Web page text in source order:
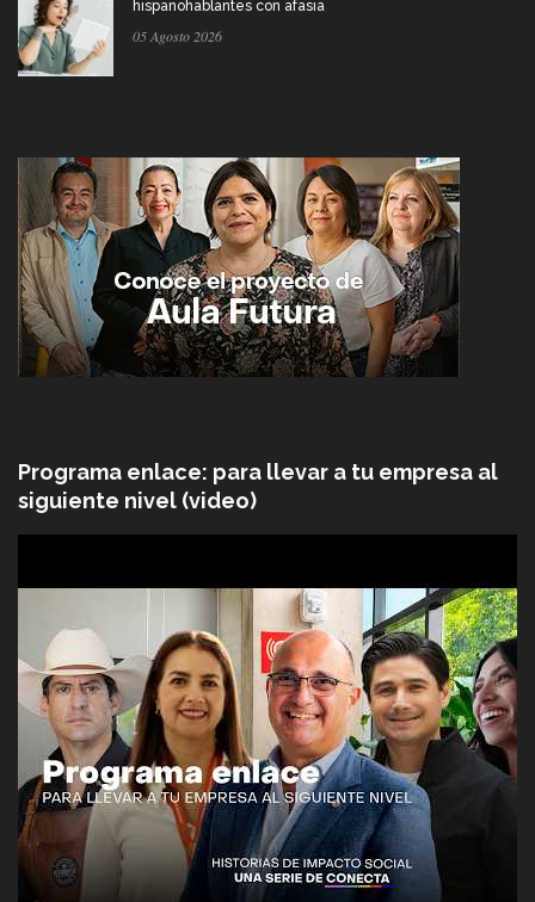
hispanohablantes con afasia
05 Agosto 2026
Programa enlace: para llevar a tu empresa al
siguiente nivel (video)